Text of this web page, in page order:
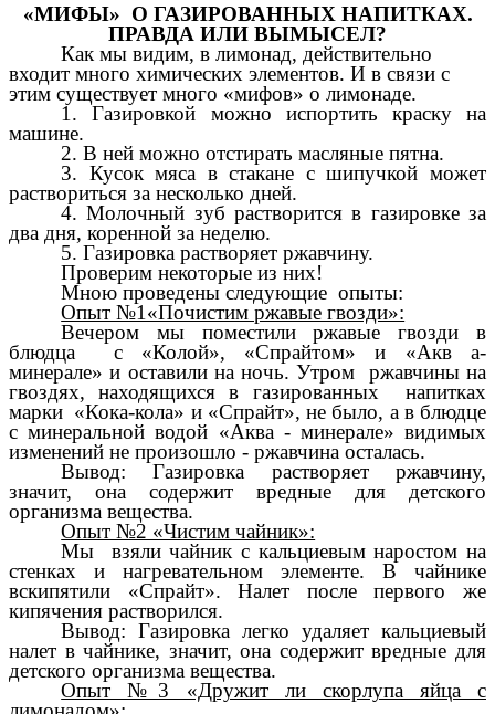
«МИФЫ» О ГАЗИРОВАННЫХ НАПИТКАХ.
ПРАВДА ИЛИ ВЫМЫСЕЛ?
Как мы видим, в лимонад, действительно
входит много химических элементов. И в связи с
этим существует много «мифов» о лимонаде.
1. Газировкой можно испортить краску на
машине.
2. В ней можно отстирать масляные пятна.
3. Кусок мяса в стакане с шипучкой может
раствориться за несколько дней.
4. Молочный зуб растворится в газировке за
два дня, коренной за неделю.
5. Газировка растворяет ржавчину.
Проверим некоторые из них!
Мною проведены следующие опыты:
Опыт №1«Почистим ржавые гвозди»:
Вечером мы поместили ржавые гвозди в
блюдца с «Колой», «Спрайтом» и «Акв а-
минерале» и оставили на ночь. Утром ржавчины на
гвоздях, находящихся в газированных напитках
марки «Кока-кола» и «Спрайт», не было, а в блюдце
с минеральной водой «Аква - минерале» видимых
изменений не произошло - ржавчина осталась.
Вывод: Газировка растворяет ржавчину,
значит, она содержит вредные для детского
организма вещества.
Опыт №2 «Чистим чайник»:
Мы взяли чайник с кальциевым наростом на
стенках и нагревательном элементе. В чайнике
вскипятили «Спрайт». Налет после первого же
кипячения растворился.
Вывод: Газировка легко удаляет кальциевый
налет в чайнике, значит, она содержит вредные для
детского организма вещества.
Опыт №3 «Дружит ли скорлупа яйца с